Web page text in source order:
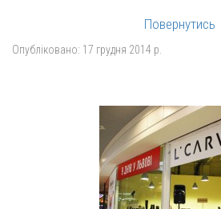
Повернутись
Опубліковано: 17 грудня 2014 р.